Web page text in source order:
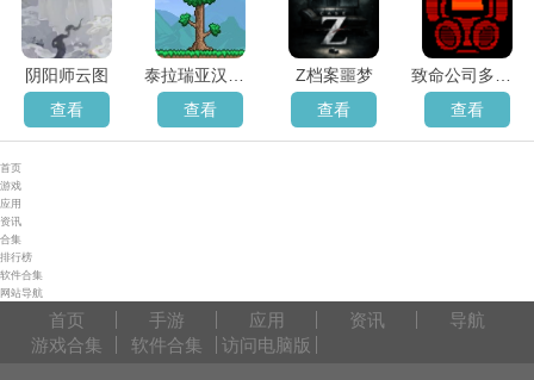
阴阳师云图
查看
查看
Z档案噩梦
查看
查看
首页
游戏
应用
资讯
合集
排行榜
软件合集
网站导航
首页 手游 应用 资讯
导航
游戏合集
软件合集 访问电脑版